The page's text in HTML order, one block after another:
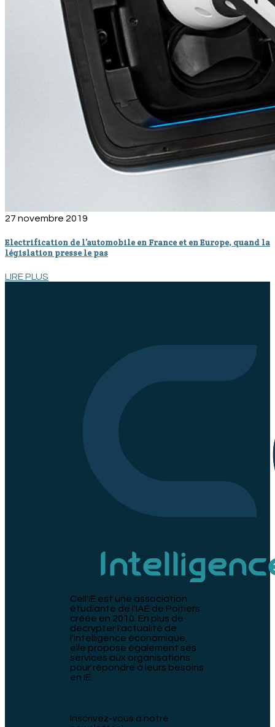
27 novembre 2019
Electrification de l’automobile en France et en Europe, quand la
législation presse le pas
LIRE PLUS
Cell'IE est une association
étudiante de l'IAE de Poitiers
créée en 2010. En plus de
décrypter l'actualité de
l'intelligence économique,
elle propose également ses
services aux organisations
pour répondre à leurs besoins
en IE.
Inscrivez-vous à notre